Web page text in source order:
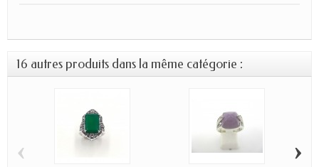
16 autres produits dans la même catégorie :
‹ ›